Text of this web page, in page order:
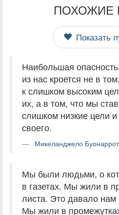
ПОХОЖИЕ
Показать
Наибольшая
из нас кроется не в
к слишком высоким
их, а в том, что мы
слишком низкие цели
своего.
Микеланджело
Мы были людьми, о
в газетах. Мы жили в
листа. Это давало
Мы жили в